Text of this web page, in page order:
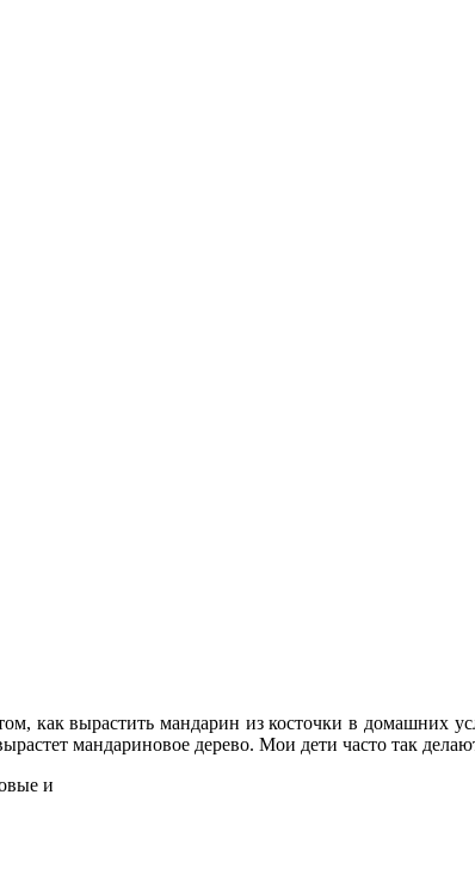
как вырастить мандарин из косточки в домашних
мандариновое дерево. Мои дети часто так
и